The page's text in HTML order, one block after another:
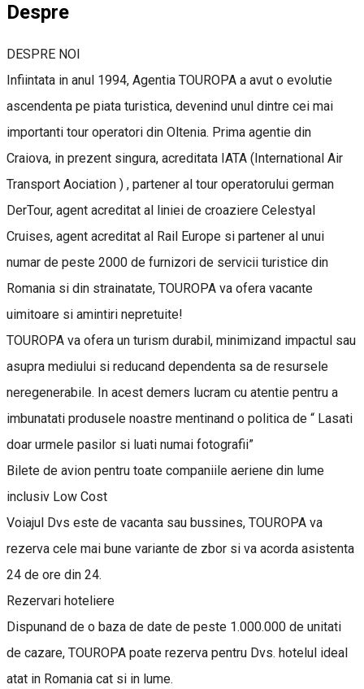
Despre
DESPRE NOI
Infiintata in anul 1994, Agentia TOUROPA a avut o evolutie
ascendenta pe piata turistica, devenind unul dintre cei mai
importanti tour operatori din Oltenia. Prima agentie din
Craiova, in prezent singura, acreditata IATA (International Air
Transport Aociation ) , partener al tour operatorului german
DerTour, agent acreditat al liniei de croaziere Celestyal
Cruises, agent acreditat al Rail Europe si partener al unui
numar de peste 2000 de furnizori de servicii turistice din
Romania si din strainatate, TOUROPA va ofera vacante
uimitoare si amintiri nepretuite!
TOUROPA va ofera un turism durabil, minimizand impactul sau
asupra mediului si reducand dependenta sa de resursele
neregenerabile. In acest demers lucram cu atentie pentru a
imbunatati produsele noastre mentinand o politica de “ Lasati
doar urmele pasilor si luati numai fotografii”
Bilete de avion pentru toate companiile aeriene din lume
inclusiv Low Cost
Voiajul Dvs este de vacanta sau bussines, TOUROPA va
rezerva cele mai bune variante de zbor si va acorda asistenta
24 de ore din 24.
Rezervari hoteliere
Dispunand de o baza de date de peste 1.000.000 de unitati
de cazare, TOUROPA poate rezerva pentru Dvs. hotelul ideal
atat in Romania cat si in lume.